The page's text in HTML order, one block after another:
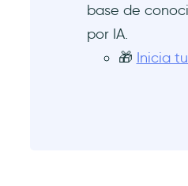
base de
por IA.
🎁 Inicia